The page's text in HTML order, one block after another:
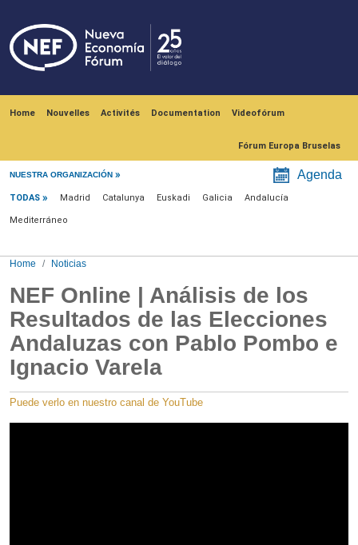
Home Nouvelles Activités Documentation Videofórum
Fórum Europa Bruselas
NUESTRA ORGANIZACIÓN Agenda
Menú noticias
TODAS Madrid Catalunya Euskadi Galicia Andalucía
Mediterráneo
Home Noticias
NEF Online | Análisis de los
Resultados de las Elecciones
Andaluzas con Pablo Pombo e
Ignacio Varela
Puede verlo en nuestro canal de YouTube